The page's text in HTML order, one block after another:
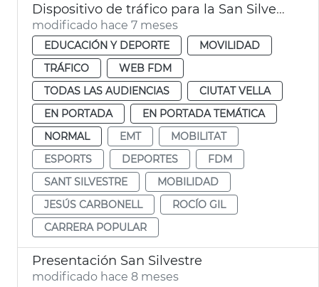
Dispositivo de tráfico para la San Silvestre
modificado hace 7 meses
EDUCACIÓN Y DEPORTE
MOVILIDAD
TRÁFICO
WEB FDM
TODAS LAS AUDIENCIAS
CIUTAT VELLA
EN PORTADA
EN PORTADA TEMÁTICA
NORMAL
EMT
MOBILITAT
ESPORTS
DEPORTES
FDM
SANT SILVESTRE
MOBILIDAD
JESÚS CARBONELL
ROCÍO GIL
CARRERA POPULAR
Presentación San Silvestre
modificado hace 8 meses